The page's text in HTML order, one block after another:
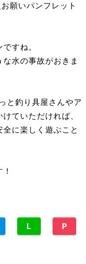
願いパンフレット
すね。
水の事故がおきま
と釣り具屋さんやア
ていただければ、
に楽しく遊ぶこと
L P